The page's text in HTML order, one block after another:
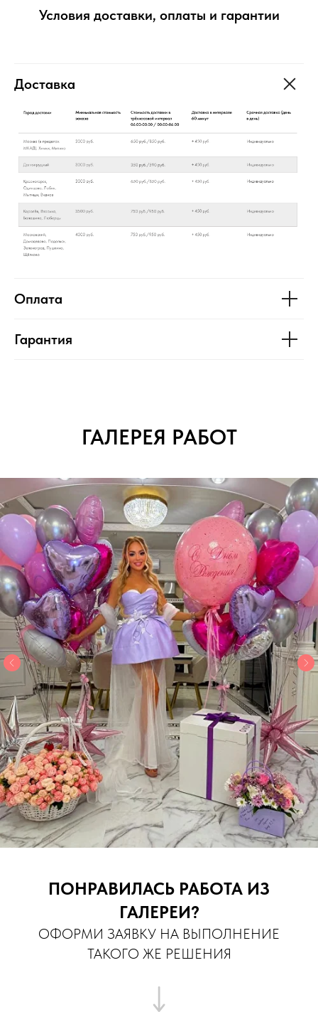
Условия доставки, оплаты и гарантии
Доставка
Оплата
Гарантия
ГАЛЕРЕЯ РАБОТ
ПОНРАВИЛАСЬ РАБОТА ИЗ
ГАЛЕРЕИ?
ОФОРМИ ЗАЯВКУ НА ВЫПОЛНЕНИЕ
ТАКОГО ЖЕ РЕШЕНИЯ